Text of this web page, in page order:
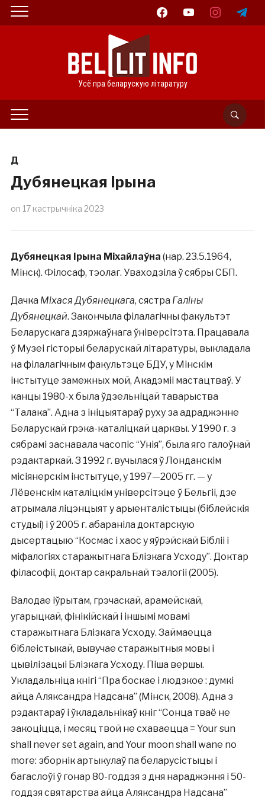
facebookyoutube instagramtelegram
Усё пра беларускую літаратуру
Д
Дубянецкая Ірына
on 17 кастрычніка 2023
Дубянецкая Ірына Міхайлаўна (нар. 23.5.1964,
Мінск). Філосаф, тэолаг. Уваходзіла ў сябры СБП.
Дачка Міхася Дубянецкага, сястра Галіны
Дубянецкай. Закончыла філалагічны факультэт
Беларускага дзяржаўнага ўніверсітэта. Працавала
ў Музеі гісторыі беларускай літаратуры, выкладала
на філалагічным факультэце БДУ, у Мінскім
інстытуце замежных мой, Акадэміі мастацтваў. У
канцы 1980-х была ўдзельніцай таварыства
“Талака”. Адна з ініцыятараў руху за адраджэнне
Беларускай грэка-каталіцкай царквы. У 1990 г. з
сябрамі заснавала часопіс “Унія”, была яго галоўнай
рэдактаркай. З 1992 г. вучылася ў Лонданскім
місіянерскім інстытуце, у 1997—2005 гг. — у
Лёвенскім каталіцкім універсітэце ў Бельгіі, дзе
атрымала ліцэнцыят у арыенталістыцы (біблейскія
студыі) і ў 2005 г. абараніла доктарскую
дысертацыю “Космас і хаос у яўрэйскай Бібліі і
міфалогіях старажытнага Блізкага Усходу”. Доктар
філасофіі, доктар сакральнай тэалогіі (2005).
Валодае іўрытам, грэчаскай, арамейскай,
угарыцкай, фінікійскай і іншымі мовамі
старажытнага Блізкага Усходу. Займаецца
біблеістыкай, вывучае старажытныя мовы і
цывілізацыі Блізкага Усходу. Піша вершы.
Укладальніца кнігі “Пра боскае і людзкое : думкі
айца Аляксандра Надсана” (Мінск, 2008). Адна з
рэдактараў і ўкладальнікаў кніг “Сонца тваё не
закоціцца, і месяц твой не схаваецца = Your sun
shall never set again, and Your moon shall wane no
more: зборнік артыкулаў па беларусістыцы і
багаслоўі ў гонар 80-годдзя з дня нараджэння і 50-
годдзя святарства айца Аляксандра Надсана”